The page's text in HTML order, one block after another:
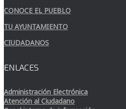
CONOCE EL PUEBLO
TU AYUNTAMIENTO
CIUDADANOS
ENLACES
Administración Electrónica
Atención al Ciudadano